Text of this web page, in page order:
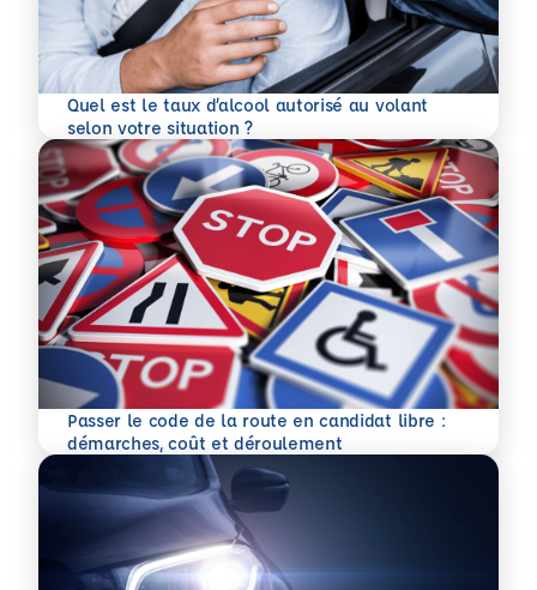
Quel est le taux d’alcool autorisé au volant
selon votre situation ?
En savoir plus
Passer le code de la route en candidat libre :
démarches, coût et déroulement
En savoir plus